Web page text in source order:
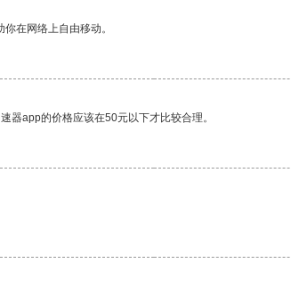
在网络上自由移动。
器app的价格应该在50元以下才比较合理。